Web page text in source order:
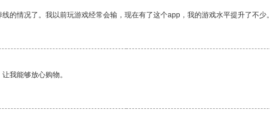
的情况了。我以前玩游戏经常会输，现在有了这个app，我的游戏水平提升了不少。
我能够放心购物。